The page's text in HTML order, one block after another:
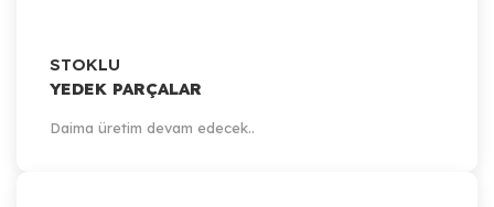
STOKLU
YEDEK PARÇALAR
Daima üretim devam edecek..